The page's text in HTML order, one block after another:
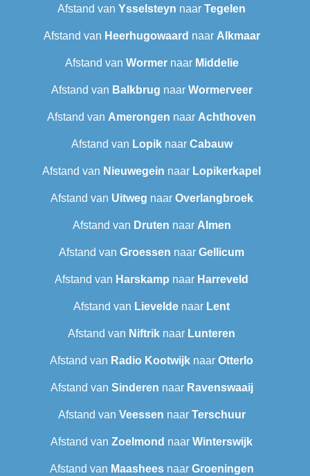
Afstand van Ysselsteyn naar Tegelen
Afstand van Heerhugowaard naar Alkmaar
Afstand van Wormernaar Middelie
Afstand van Balkbrug naar Wormerveer
Afstand van Amerongen naar Achthoven
Afstand van Lopiknaar Cabauw
Afstand van Nieuwegein naar Lopikerkapel
Afstand van Uitweg naar Overlangbroek
Afstand van Druten naar Almen
Afstand van Groessen naar Gellicum
Afstand van Harskamp naar Harreveld
Afstand van Lievelde naar Lent
Afstand van Niftrik naar Lunteren
Afstand van Radio Kootwijk naar Otterlo
Afstand van Sinderen naar Ravenswaaij
Afstand van Veessen naar Terschuur
Afstand van Zoelmond naar Winterswijk
Afstand van Maasheesnaar Groeningen